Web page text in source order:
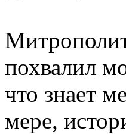
похвалил
что знает
мере,